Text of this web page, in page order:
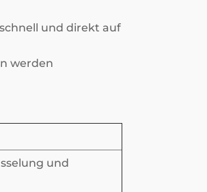
und direkt auf
werden
und